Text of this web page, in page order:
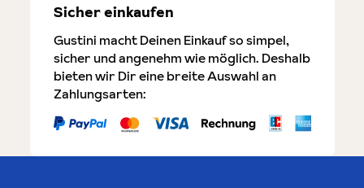
Sicher einkaufen
Gustini macht Deinen Einkauf so simpel,
sicher und angenehm wie möglich. Deshalb
bieten wir Dir eine breite Auswahl an
Zahlungsarten: